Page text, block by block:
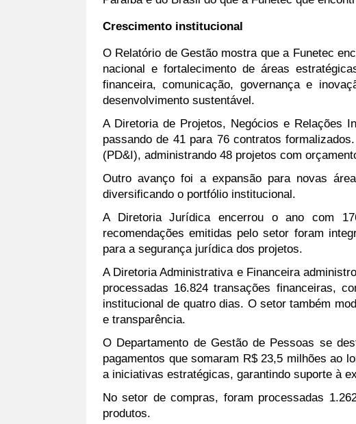
Crescimento institucional
O Relatório de Gestão mostra que a Funetec
nacional e fortalecimento de áreas
financeira, comunicação, governança e
desenvolvimento sustentável.
A Diretoria de Projetos, Negócios e Relações
passando de 41 para 76 contratos
(PD&I), administrando 48 projetos com
Outro avanço foi a expansão para novas
diversificando o portfólio institucional.
A Diretoria Jurídica encerrou o ano com
recomendações emitidas pelo setor foram
para a segurança jurídica dos projetos.
A Diretoria Administrativa e Financeira
processadas 16.824 transações financeiras,
institucional de quatro dias. O setor também
e transparência.
O Departamento de Gestão de Pessoas se
pagamentos que somaram R$ 23,5 milhões ao
a iniciativas estratégicas, garantindo suporte à
No setor de compras, foram processadas
produtos.